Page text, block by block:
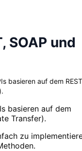
SOAP und
basieren auf dem
basieren auf dem
Transfer).
zu